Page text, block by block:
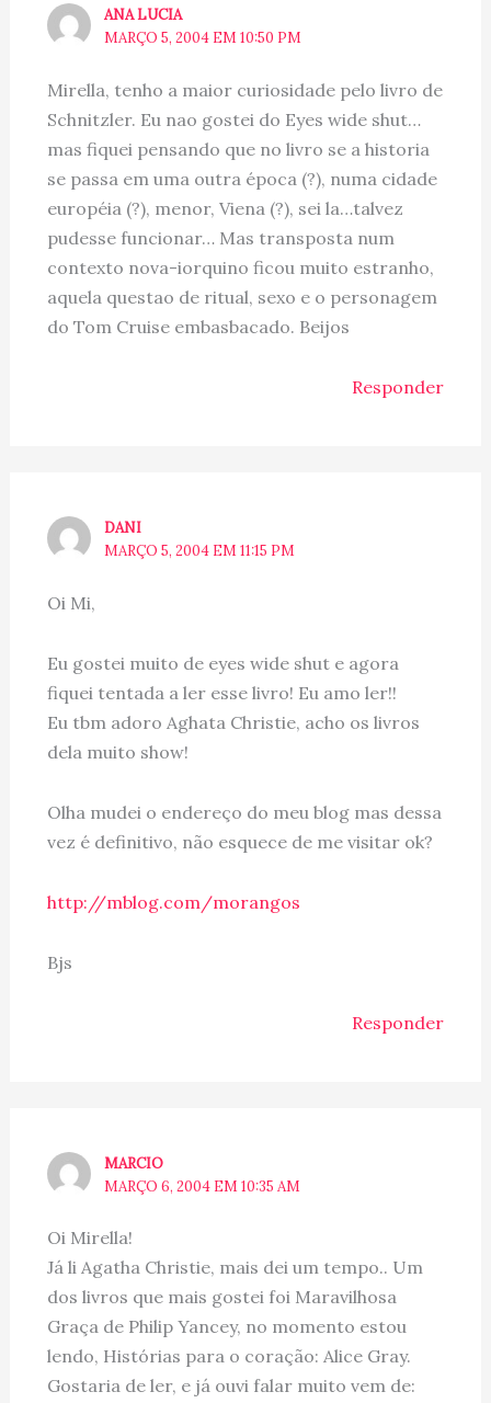
ANA LUCIA
MARÇO 5, 2004 EM 10:50 PM
Mirella, tenho a maior curiosidade pelo livro de
Schnitzler. Eu nao gostei do Eyes wide shut…
mas fiquei pensando que no livro se a historia
se passa em uma outra época (?), numa cidade
européia (?), menor, Viena (?), sei la…talvez
pudesse funcionar… Mas transposta num
contexto nova-iorquino ficou muito estranho,
aquela questao de ritual, sexo e o personagem
do Tom Cruise embasbacado. Beijos
Responder
DANI
MARÇO 5, 2004 EM 11:15 PM
Oi Mi,
Eu gostei muito de eyes wide shut e agora
fiquei tentada a ler esse livro! Eu amo ler!!
Eu tbm adoro Aghata Christie, acho os livros
dela muito show!
Olha mudei o endereço do meu blog mas dessa
vez é definitivo, não esquece de me visitar ok?
http://mblog.com/morangos
Bjs
Responder
MARCIO
MARÇO 6, 2004 EM 10:35 AM
Oi Mirella!
Já li Agatha Christie, mais dei um tempo.. Um
dos livros que mais gostei foi Maravilhosa
Graça de Philip Yancey, no momento estou
lendo, Histórias para o coração: Alice Gray.
Gostaria de ler, e já ouvi falar muito vem de: